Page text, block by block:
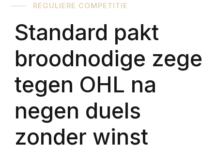
REGULIERE COMPETITIE
Standard pakt
broodnodige zege
tegen OHL na
negen duels
zonder winst